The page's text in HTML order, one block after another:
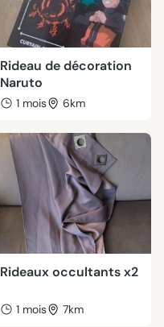
Rideau de décoration
Naruto
1 mois 6km
Rideaux occultants x2
1 mois 7km